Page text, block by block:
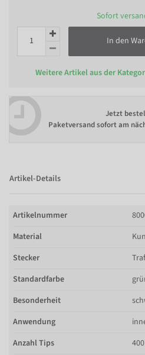
Sofort
In den
Weitere Artikel aus der
Jetzt
Paketversand sofort am
Artikel-Details
Artikelnummer
Material
Stecker
Standardfarbe
Besonderheit
Anwendung
Anzahl Tips
400